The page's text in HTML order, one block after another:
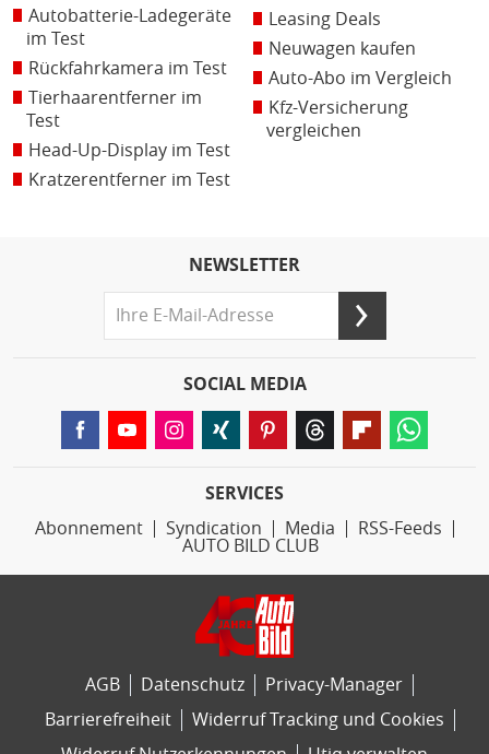
Autobatterie-Ladegeräte
im Test
Rückfahrkamera im Test
Tierhaarentferner im
Test
Head-Up-Display im Test
Kratzerentferner im Test
Leasing Deals
Neuwagen kaufen
Auto-Abo im Vergleich
Kfz-Versicherung
vergleichen
NEWSLETTER
SOCIAL MEDIA
SERVICES
Abonnement
Syndication Media
RSS-Feeds
AUTO BILD CLUB
AGB Datenschutz
Privacy-Manager
Barrierefreiheit
Widerruf Tracking und Cookies